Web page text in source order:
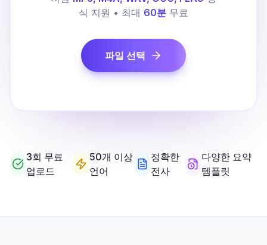
식 지원 • 최대 60분 무료
파일 선택
3회 무료
업로드
50개 이상
언어
정확한
전사
다양한 요약
템플릿